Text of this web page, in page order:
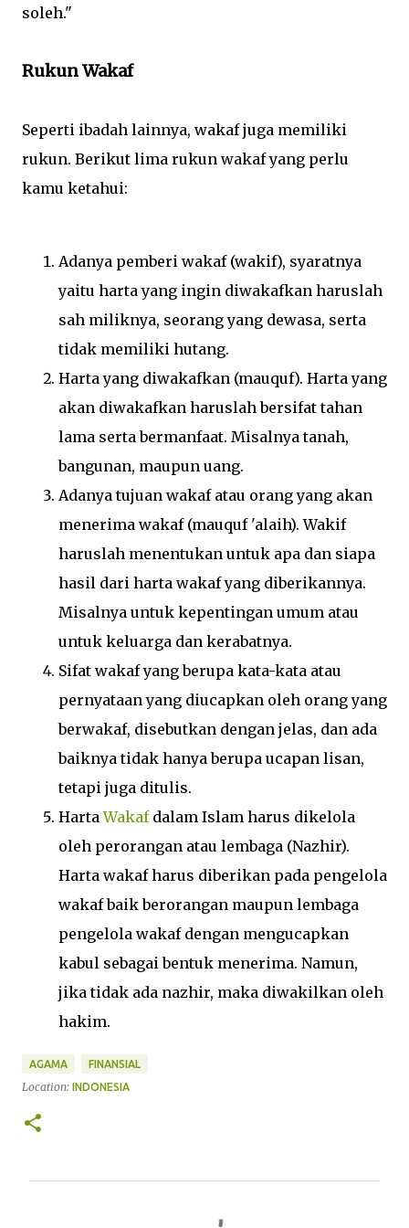
soleh."
Rukun Wakaf
Seperti ibadah lainnya, wakaf juga memiliki
rukun. Berikut lima rukun wakaf yang perlu
kamu ketahui:
Adanya pemberi wakaf (wakif), syaratnya
yaitu harta yang ingin diwakafkan haruslah
sah miliknya, seorang yang dewasa, serta
tidak memiliki hutang.
Harta yang diwakafkan (mauquf). Harta yang
akan diwakafkan haruslah bersifat tahan
lama serta bermanfaat. Misalnya tanah,
bangunan, maupun uang.
Adanya tujuan wakaf atau orang yang akan
menerima wakaf (mauquf 'alaih). Wakif
haruslah menentukan untuk apa dan siapa
hasil dari harta wakaf yang diberikannya.
Misalnya untuk kepentingan umum atau
untuk keluarga dan kerabatnya.
Sifat wakaf yang berupa kata-kata atau
pernyataan yang diucapkan oleh orang yang
berwakaf, disebutkan dengan jelas, dan ada
baiknya tidak hanya berupa ucapan lisan,
tetapi juga ditulis.
HartaWakafdalam Islam harus dikelola
oleh perorangan atau lembaga (Nazhir).
Harta wakaf harus diberikan pada pengelola
wakaf baik berorangan maupun lembaga
pengelola wakaf dengan mengucapkan
kabul sebagai bentuk menerima. Namun,
jika tidak ada nazhir, maka diwakilkan oleh
hakim.
AGAMA FINANSIAL
Location: INDONESIA